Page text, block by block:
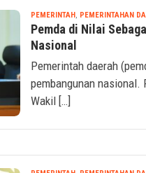
PEMERINTAH , PEMERINTAHAN
Pemda di Nilai
Pemerintah daerah
pembangunan nasional.